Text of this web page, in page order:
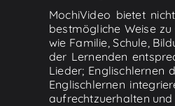
MochiVideo bietet
bestmögliche Weise
wie Familie, Schule,
der Lernenden
Lieder; Englischlernen
Englischlernen
aufrechtzuerhalten